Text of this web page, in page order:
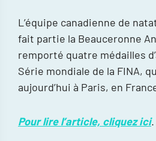
L’équipe canadienne de
fait partie la Beauceronne
remporté quatre médailles
Série mondiale de la FINA,
aujourd’hui à Paris, en
Pour lire l’article, cliquez ici.